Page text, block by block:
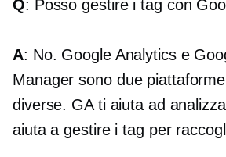
Q: Posso gestire i tag con
A: No. Google Analytics e
Manager sono due
diverse. GA ti aiuta ad
aiuta a gestire i tag per